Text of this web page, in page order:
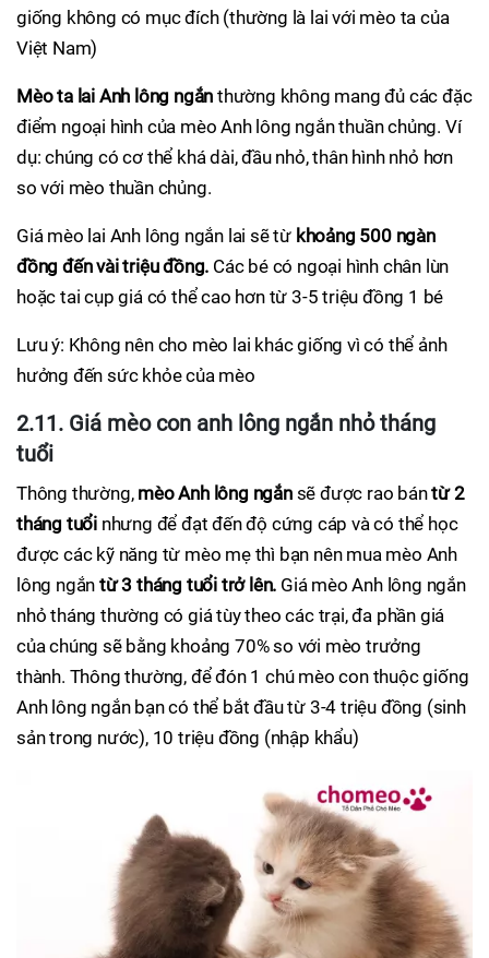
giống không có mục đích (thường là lai với mèo ta của
Việt Nam)
Mèo ta lai Anh lông ngắn thường không mang đủ các đặc
điểm ngoại hình của mèo Anh lông ngắn thuần chủng. Ví
dụ: chúng có cơ thể khá dài, đầu nhỏ, thân hình nhỏ hơn
so với mèo thuần chủng.
Giá mèo lai Anh lông ngắn lai sẽ từ khoảng 500 ngàn
đồng đến vài triệu đồng. Các bé có ngoại hình chân lùn
hoặc tai cụp giá có thể cao hơn từ 3-5 triệu đồng 1 bé
Lưu ý: Không nên cho mèo lai khác giống vì có thể ảnh
hưởng đến sức khỏe của mèo
2.11. Giá mèo con anh lông ngắn nhỏ tháng
tuổi
Thông thường, mèo Anh lông ngắnsẽ được rao bántừ 2
tháng tuổi nhưng để đạt đến độ cứng cáp và có thể học
được các kỹ năng từ mèo mẹ thì bạn nên mua mèo Anh
lông ngắn từ 3 tháng tuổi trở lên. Giá mèo Anh lông ngắn
nhỏ tháng thường có giá tùy theo các trại, đa phần giá
của chúng sẽ bằng khoảng 70% so với mèo trưởng
thành. Thông thường, để đón 1 chú mèo con thuộc giống
Anh lông ngắn bạn có thể bắt đầu từ 3-4 triệu đồng (sinh
sản trong nước), 10 triệu đồng (nhập khẩu)